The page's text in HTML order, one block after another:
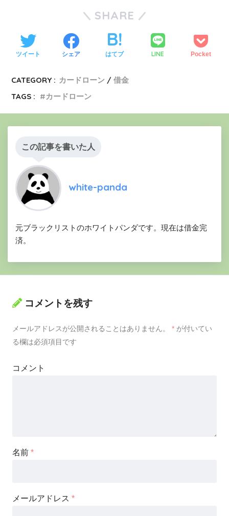
SHARE
ツイート シェア はてブ LINE Pocket
CATEGORY : カードローン
借金
TAGS :
カードローン
この記事を書いた人
white-panda
元ブラックリストのホワイトパンダです。現在は借金完
済。
コメントを残す
メールアドレスが公開されることはありません。 * が付いてい
る欄は必須項目です
コメント
名前 *
メールアドレス *